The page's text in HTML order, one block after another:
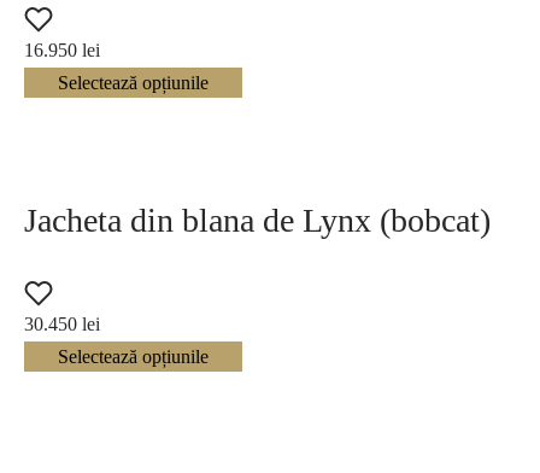
16.950 lei
Selectează opțiunile
Jacheta din blana de Lynx (bobcat)
30.450 lei
Selectează opțiunile